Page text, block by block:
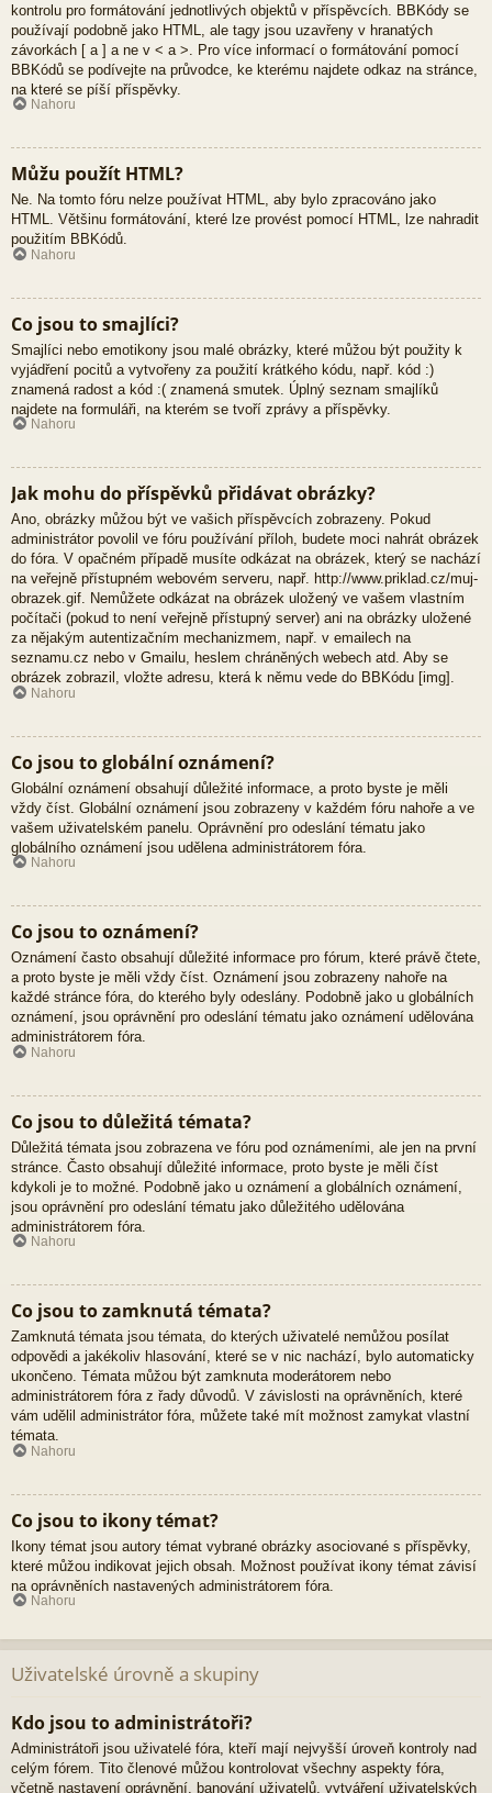
kontrolu pro formátování jednotlivých objektů v příspěvcích. BBKódy se
používají podobně jako HTML, ale tagy jsou uzavřeny v hranatých
závorkách [ a ] a ne v < a >. Pro více informací o formátování pomocí
BBKódů se podívejte na průvodce, ke kterému najdete odkaz na stránce,
na které se píší příspěvky.
Nahoru
Můžu použít HTML?
Ne. Na tomto fóru nelze používat HTML, aby bylo zpracováno jako
HTML. Většinu formátování, které lze provést pomocí HTML, lze nahradit
použitím BBKódů.
Nahoru
Co jsou to smajlíci?
Smajlíci nebo emotikony jsou malé obrázky, které můžou být použity k
vyjádření pocitů a vytvořeny za použití krátkého kódu, např. kód :)
znamená radost a kód :( znamená smutek. Úplný seznam smajlíků
najdete na formuláři, na kterém se tvoří zprávy a příspěvky.
Nahoru
Jak mohu do příspěvků přidávat obrázky?
Ano, obrázky můžou být ve vašich příspěvcích zobrazeny. Pokud
administrátor povolil ve fóru používání příloh, budete moci nahrát obrázek
do fóra. V opačném případě musíte odkázat na obrázek, který se nachází
na veřejně přístupném webovém serveru, např. http://www.priklad.cz/muj-
obrazek.gif. Nemůžete odkázat na obrázek uložený ve vašem vlastním
počítači (pokud to není veřejně přístupný server) ani na obrázky uložené
za nějakým autentizačním mechanizmem, např. v emailech na
seznamu.cz nebo v Gmailu, heslem chráněných webech atd. Aby se
obrázek zobrazil, vložte adresu, která k němu vede do BBKódu [img].
Nahoru
Co jsou to globální oznámení?
Globální oznámení obsahují důležité informace, a proto byste je měli
vždy číst. Globální oznámení jsou zobrazeny v každém fóru nahoře a ve
vašem uživatelském panelu. Oprávnění pro odeslání tématu jako
globálního oznámení jsou udělena administrátorem fóra.
Nahoru
Co jsou to oznámení?
Oznámení často obsahují důležité informace pro fórum, které právě čtete,
a proto byste je měli vždy číst. Oznámení jsou zobrazeny nahoře na
každé stránce fóra, do kterého byly odeslány. Podobně jako u globálních
oznámení, jsou oprávnění pro odeslání tématu jako oznámení udělována
administrátorem fóra.
Nahoru
Co jsou to důležitá témata?
Důležitá témata jsou zobrazena ve fóru pod oznámeními, ale jen na první
stránce. Často obsahují důležité informace, proto byste je měli číst
kdykoli je to možné. Podobně jako u oznámení a globálních oznámení,
jsou oprávnění pro odeslání tématu jako důležitého udělována
administrátorem fóra.
Nahoru
Co jsou to zamknutá témata?
Zamknutá témata jsou témata, do kterých uživatelé nemůžou posílat
odpovědi a jakékoliv hlasování, které se v nic nachází, bylo automaticky
ukončeno. Témata můžou být zamknuta moderátorem nebo
administrátorem fóra z řady důvodů. V závislosti na oprávněních, které
vám udělil administrátor fóra, můžete také mít možnost zamykat vlastní
témata.
Nahoru
Co jsou to ikony témat?
Ikony témat jsou autory témat vybrané obrázky asociované s příspěvky,
které můžou indikovat jejich obsah. Možnost používat ikony témat závisí
na oprávněních nastavených administrátorem fóra.
Nahoru
Uživatelské úrovně a skupiny
Kdo jsou to administrátoři?
Administrátoři jsou uživatelé fóra, kteří mají nejvyšší úroveň kontroly nad
celým fórem. Tito členové můžou kontrolovat všechny aspekty fóra,
včetně nastavení oprávnění, banování uživatelů, vytváření uživatelských